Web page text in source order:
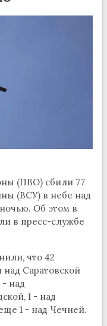
(ПВО) сбили 77
(ВСУ) в небе над
Об этом в
в пресс-службе
что 42
Саратовской
- над
1 - над
1 - над Чечней.